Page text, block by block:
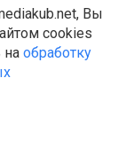
Вы
cookies
на обработку